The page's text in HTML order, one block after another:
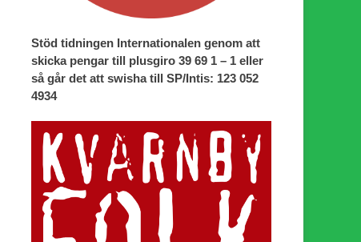
Stöd tidningen Internationalen genom att
skicka pengar till plusgiro 39 69 1 – 1 eller
så går det att swisha till SP/Intis: 123 052
4934